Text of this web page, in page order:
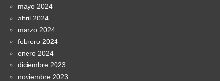
mayo 2024
abril 2024
marzo 2024
febrero 2024
enero 2024
diciembre 2023
noviembre 2023